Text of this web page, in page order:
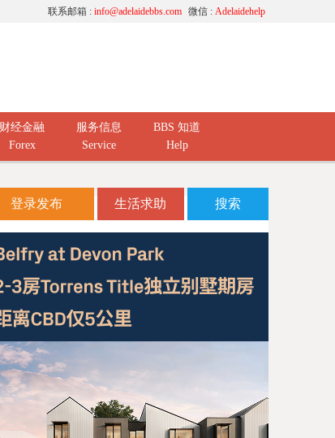
微信 : Adelaidehelp
联系邮箱 : info@adelaidebbs.com
财经金融
Forex
服务信息
Service
BBS 知道
Help
登录发布 生活求助 搜索